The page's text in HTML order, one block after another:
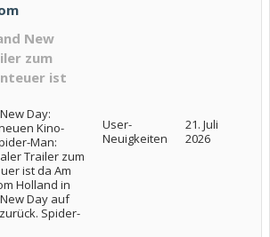
New
zum
ist
Day:
Kino-
Man:
Trailer zum
ist da Am
Holland in
Day auf
Spider-
User-
Neuigkeiten
21. Juli
2026